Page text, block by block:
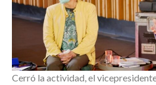
Cerró la actividad, el